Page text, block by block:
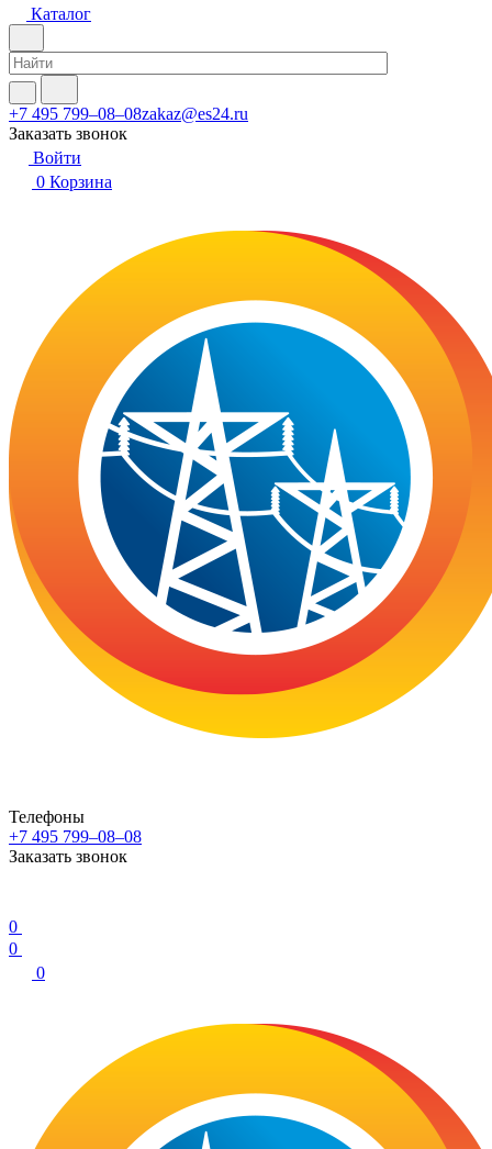
Каталог
+7 495 799–08–08zakaz@es24.ru
Заказать звонок
Войти
0 Корзина
Телефоны
+7 495 799–08–08
Заказать звонок
0
0
0